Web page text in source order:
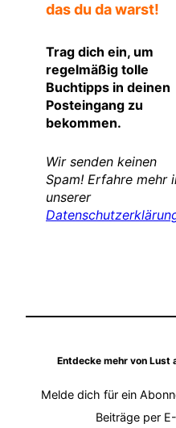
das du da warst!
Trag dich ein, um
regelmäßig tolle
Buchtipps in deinen
Posteingang zu
bekommen.
Wir senden keinen
Spam! Erfahre mehr
unserer
Entdecke mehr von
Melde dich für ein
Beiträge per